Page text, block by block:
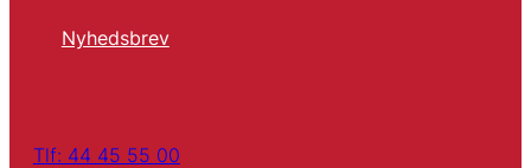
Nyhedsbrev
Tlf: 44 45 55 00